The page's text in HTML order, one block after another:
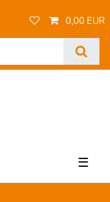
0,00 EUR
☰